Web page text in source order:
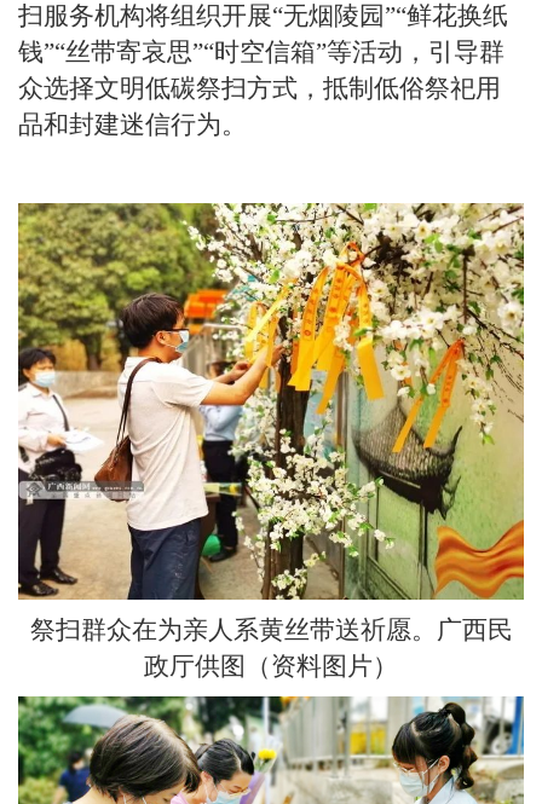
扫服务机构将组织开展“无烟陵园”“鲜花换纸
钱”“丝带寄哀思”“时空信箱”等活动，引导群
众选择文明低碳祭扫方式，抵制低俗祭祀用
品和封建迷信行为。
祭扫群众在为亲人系黄丝带送祈愿。广西民
政厅供图（资料图片）